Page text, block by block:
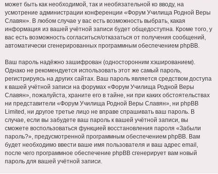
может быть как необходимой, так и необязательной ко вводу, на
усмотрение администрации конференции «Форум Училища Родной Веры
Славян». В любом случае у вас есть возможность выбрать, какая
информация из вашей учётной записи будет общедоступна. Кроме того, у
вас есть возможность согласиться/отказаться от получения сообщений,
автоматически сгенерированных программным обеспечением phpBB.
Ваш пароль надёжно зашифрован (односторонним хэшированием).
Однако не рекомендуется использовать этот же самый пароль,
регистрируясь на других сайтах. Ваш пароль является средством доступа
к вашей учётной записи на форумах «Форум Училища Родной Веры
Славян», пожалуйста, храните его в тайне, ни при каких обстоятельствах
ни представители «Форум Училища Родной Веры Славян», ни phpBB
Limited, ни другое третье лицо не вправе спрашивать ваш пароль. В
случае, если вы забудете ваш пароль к вашей учётной записи, вы
сможете воспользоваться функцией восстановления пароля «Забыли
пароль?», предусмотренной программным обеспечением phpBB. Вам
будет необходимо ввести ваше имя пользователя и ваш адрес email,
после чего программное обеспечение phpBB сгенерирует вам новый
пароль для вашей учётной записи.